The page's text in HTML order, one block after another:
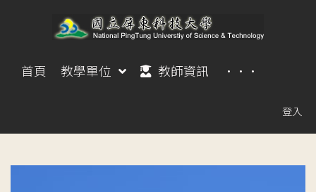
首頁 教學單位 教師資訊 ···
登入